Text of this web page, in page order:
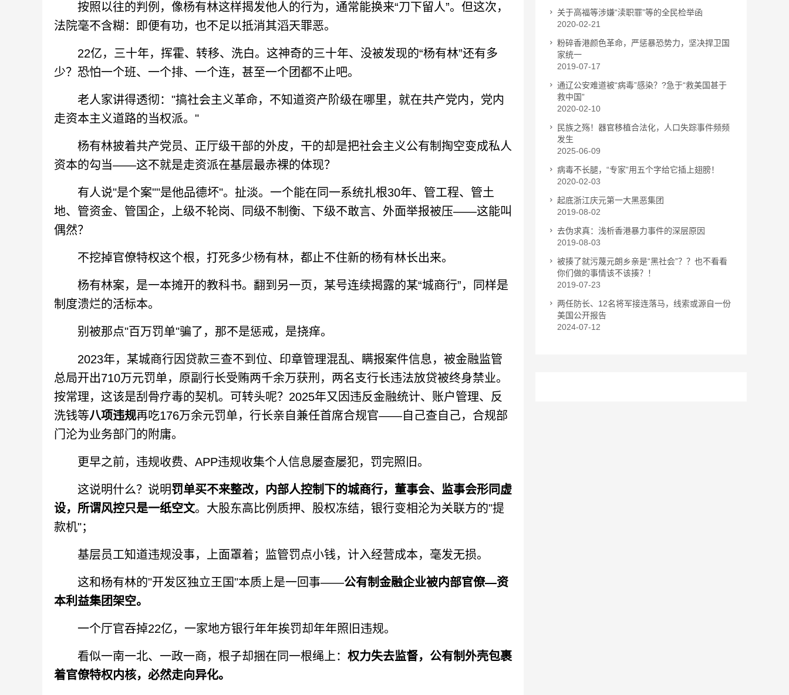
按照以往的判例，像杨有林这样揭发他人的行为，通常能换来“刀下留人”。但这次，
法院毫不含糊：即便有功，也不足以抵消其滔天罪恶。
22亿，三十年，挥霍、转移、洗白。这神奇的三十年、没被发现的“杨有林”还有多
少？恐怕一个班、一个排、一个连，甚至一个团都不止吧。
老人家讲得透彻："搞社会主义革命，不知道资产阶级在哪里，就在共产党内，党内
走资本主义道路的当权派。"
杨有林披着共产党员、正厅级干部的外皮，干的却是把社会主义公有制掏空变成私人
资本的勾当——这不就是走资派在基层最赤裸的体现？
有人说"是个案""是他品德坏"。扯淡。一个能在同一系统扎根30年、管工程、管土
地、管资金、管国企，上级不轮岗、同级不制衡、下级不敢言、外面举报被压——这能叫
偶然？
不挖掉官僚特权这个根，打死多少杨有林，都止不住新的杨有林长出来。
杨有林案，是一本摊开的教科书。翻到另一页，某号连续揭露的某“城商行”，同样是
制度溃烂的活标本。
别被那点"百万罚单"骗了，那不是惩戒，是挠痒。
2023年，某城商行因贷款三查不到位、印章管理混乱、瞒报案件信息，被金融监管
总局开出710万元罚单，原副行长受贿两千余万获刑，两名支行长违法放贷被终身禁业。
按常理，这该是刮骨疗毒的契机。可转头呢？2025年又因违反金融统计、账户管理、反
洗钱等八项违规再吃176万余元罚单，行长亲自兼任首席合规官——自己查自己，合规部
门沦为业务部门的附庸。
更早之前，违规收费、APP违规收集个人信息屡查屡犯，罚完照旧。
这说明什么？说明罚单买不来整改，内部人控制下的城商行，董事会、监事会形同虚
设，所谓风控只是一纸空文。大股东高比例质押、股权冻结，银行变相沦为关联方的"提
款机"；
基层员工知道违规没事，上面罩着；监管罚点小钱，计入经营成本，毫发无损。
这和杨有林的"开发区独立王国"本质上是一回事——公有制金融企业被内部官僚—资
本利益集团架空。
一个厅官吞掉22亿，一家地方银行年年挨罚却年年照旧违规。
看似一南一北、一政一商，根子却捆在同一根绳上： 权力失去监督，公有制外壳包裹
着官僚特权内核，必然走向异化。
关于高福等涉嫌“渎职罪”等的全民检举函
2020-02-21
粉碎香港颜色革命，严惩暴恐势力，坚决捍卫国
家统一
2019-07-17
通辽公安难道被“病毒”感染？?急于“救美国甚于
救中国”
2020-02-10
民族之殇！器官移植合法化，人口失踪事件频频
发生
2025-06-09
病毒不长腿，“专家”用五个字给它插上翅膀！
2020-02-03
起底浙江庆元第一大黑恶集团
2019-08-02
去伪求真：浅析香港暴力事件的深层原因
2019-08-03
被揍了就污蔑元朗乡亲是“黑社会”？？也不看看
你们做的事情该不该揍？！
2019-07-23
两任防长、12名将军接连落马，线索或源自一份
美国公开报告
2024-07-12